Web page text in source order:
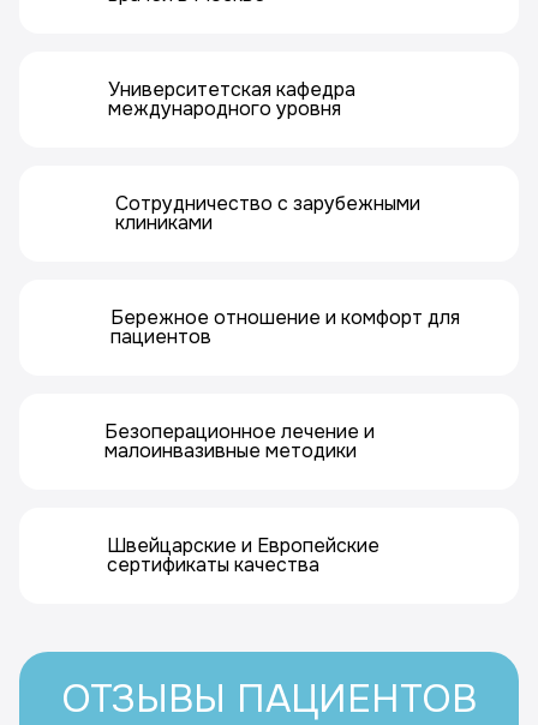
Университетская кафедра
международного уровня
Сотрудничество с зарубежными
клиниками
Бережное отношение и комфорт для
пациентов
Безоперационное лечение и
малоинвазивные методики
Швейцарские и Европейские
сертификаты качества
ОТЗЫВЫ ПАЦИЕНТОВ